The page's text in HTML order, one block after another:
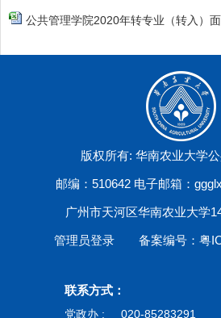
公共管理学院2020年转专业（转入）
版权所有: 华南农业大学
邮编：510642 电子邮箱：
广州市天河区华南农业大学
管理员登录 备案编号：粤
联系方式：
党政办 : 020-85283291